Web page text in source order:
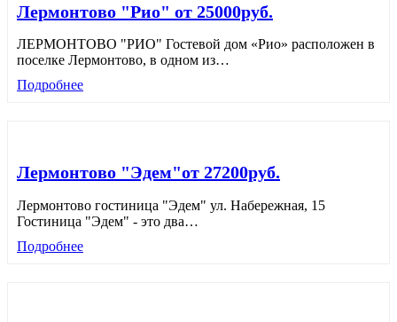
Лермонтово "Рио" от 25000руб.
ЛЕРМОНТОВО "РИО" Гостевой дом «Рио» расположен в
поселке Лермонтово, в одном из…
Подробнее
Лермонтово "Эдем"от 27200руб.
Лермонтово гостиница "Эдем" ул. Набережная, 15
Гостиница "Эдем" - это два…
Подробнее